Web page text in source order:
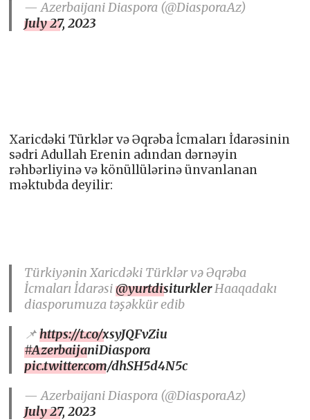
— Azerbaijani Diaspora (@DiasporaAz)
July 27, 2023
Xaricdəki Türklər və Əqrəba İcmaları İdarəsinin
sədri Adullah Erenin adından dərnəyin
rəhbərliyinə və könüllülərinə ünvanlanan
məktubda deyilir:
Türkiyənin Xaricdəki Türklər və Əqrəba
İcmaları İdarəsi@yurtdisiturklerHaaqadakı
diasporumuza təşəkkür edib
📌https://t.co/xsyJQFvZiu
#AzerbaijaniDiaspora
pic.twitter.com/dhSH5d4N5c
— Azerbaijani Diaspora (@DiasporaAz)
July 27, 2023